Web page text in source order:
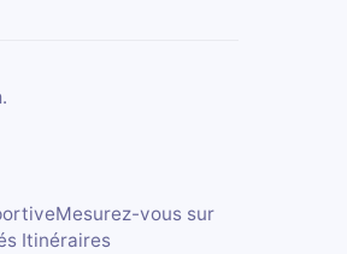
vous sur
Itinéraires